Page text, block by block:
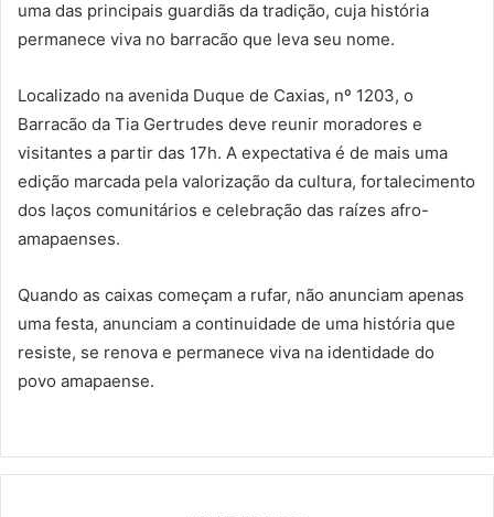
uma das principais guardiãs da tradição, cuja história
permanece viva no barracão que leva seu nome.
Localizado na avenida Duque de Caxias, nº 1203, o
Barracão da Tia Gertrudes deve reunir moradores e
visitantes a partir das 17h. A expectativa é de mais uma
edição marcada pela valorização da cultura, fortalecimento
dos laços comunitários e celebração das raízes afro-
amapaenses.
Quando as caixas começam a rufar, não anunciam apenas
uma festa, anunciam a continuidade de uma história que
resiste, se renova e permanece viva na identidade do
povo amapaense.